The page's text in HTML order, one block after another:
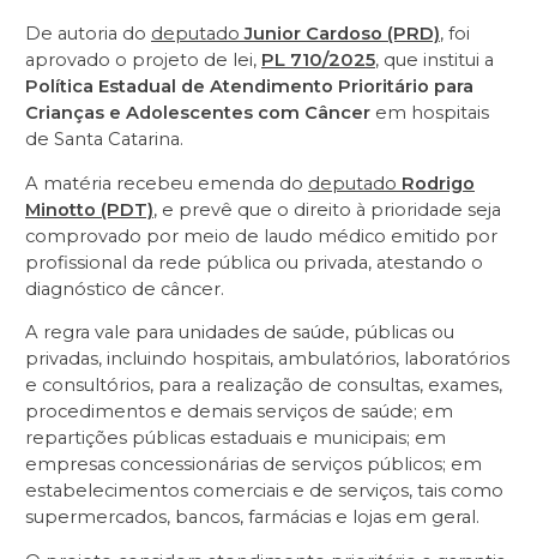
De autoria do deputadoJunior Cardoso (PRD), foi
aprovado o projeto de lei, PL 710/2025, que institui a
Política Estadual de Atendimento Prioritário para
Crianças e Adolescentes com Câncer em hospitais
de Santa Catarina.
A matéria recebeu emenda do deputado Rodrigo
Minotto (PDT), e prevê que o direito à prioridade seja
comprovado por meio de laudo médico emitido por
profissional da rede pública ou privada, atestando o
diagnóstico de câncer.
A regra vale para unidades de saúde, públicas ou
privadas, incluindo hospitais, ambulatórios, laboratórios
e consultórios, para a realização de consultas, exames,
procedimentos e demais serviços de saúde; em
repartições públicas estaduais e municipais; em
empresas concessionárias de serviços públicos; em
estabelecimentos comerciais e de serviços, tais como
supermercados, bancos, farmácias e lojas em geral.